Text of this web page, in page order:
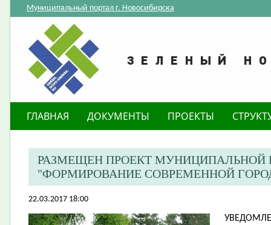
Муниципальный портал г. Новосибирска
ГЛАВНАЯ ДОКУМЕНТЫ ПРОЕКТЫ
РАЗМЕЩЕН ПРОЕКТ МУНИЦИПАЛЬНОЙ
"ФОРМИРОВАНИЕ СОВРЕМЕННОЙ
22.03.2017 18:00